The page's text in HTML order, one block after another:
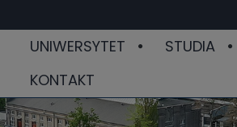
UNIWERSYTET STUDIA
KONTAKT